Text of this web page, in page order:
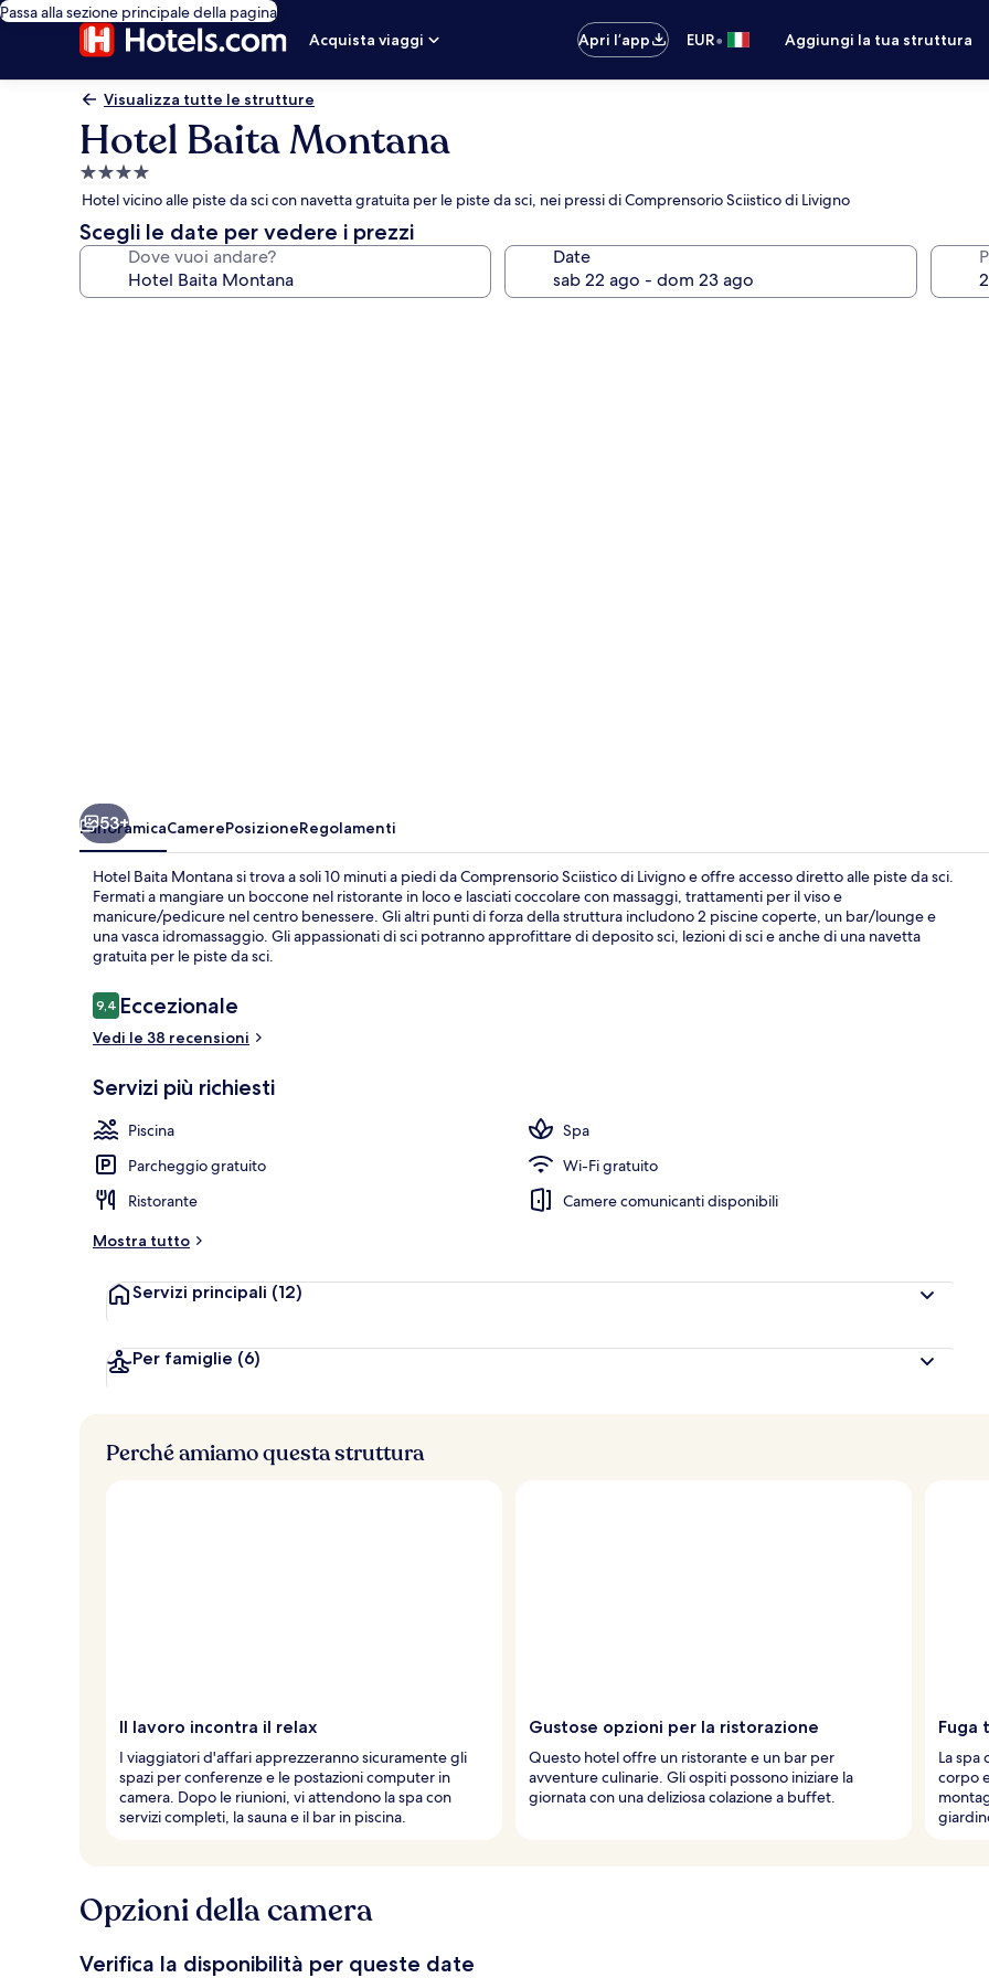
Passa alla sezione principale della pagina
Acquista viaggi
Apri l’app EUR• Aggiungi la tua struttura
Visualizza tutte le strutture
Hotel Baita Montana
Struttura
a
4.0
stelle
Hotel vicino alle piste da sci con navetta gratuita per le piste da sci, nei pressi di Comprensorio Sciistico di Livigno
Scegli le date per vedere i prezzi
Dove vuoi andare? Date
Sauna,
53+
PanoramicaCamerePosizioneRegolamenti
Hotel Baita Montana si trova a soli 10 minuti a piedi da Comprensorio Sciistico di Livigno e offre accesso diretto alle piste da sci.
Fermati a mangiare un boccone nel ristorante in loco e lasciati coccolare con massaggi, trattamenti per il viso e
manicure/pedicure nel centro benessere. Gli altri punti di forza della struttura includono 2 piscine coperte, un bar/lounge e
una vasca idromassaggio. Gli appassionati di sci potranno approfittare di deposito sci, lezioni di sci e anche di una navetta
gratuita per le piste da sci.
Recensioni
9,49,4 su 10
Eccezionale
Vedi le 38 recensioni
Servizi più richiesti
Piscina
Spa
Parcheggio gratuito
Wi-Fi gratuito
Ristorante
Camere comunicanti disponibili
Mostra tutto
Servizi principali (12)
Per famiglie (6)
Perché amiamo questa struttura
Il lavoro incontra il relax
I viaggiatori d'affari apprezzeranno sicuramente gli
spazi per conferenze e le postazioni computer in
camera. Dopo le riunioni, vi attendono la spa con
servizi completi, la sauna e il bar in piscina.
Gustose opzioni per la ristorazione
Questo hotel offre un ristorante e un bar per
avventure culinarie. Gli ospiti possono iniziare la
giornata con una deliziosa colazione a buffet.
Fuga
La
corpo
Opzioni della camera
Verifica la disponibilità per queste date